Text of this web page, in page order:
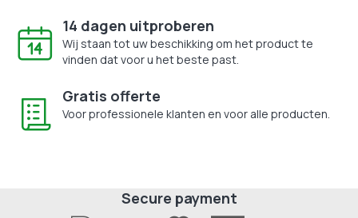
14 dagen uitproberen
Wij staan tot uw beschikking om het product te
vinden dat voor u het beste past.
Gratis offerte
Voor professionele klanten en voor alle producten.
Secure payment